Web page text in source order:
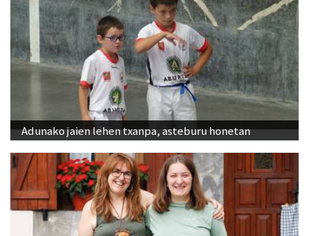
Adunako jaien lehen txanpa, asteburu honetan